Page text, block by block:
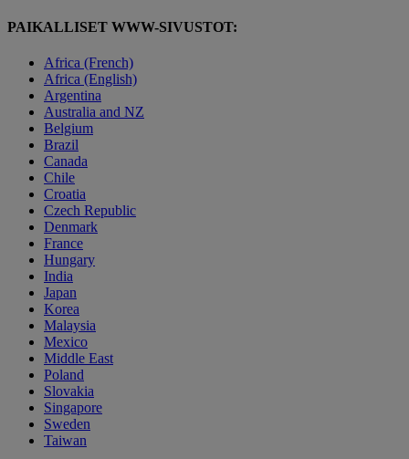
PAIKALLISET WWW-SIVUSTOT:
Africa (French)
Africa (English)
Argentina
Australia and NZ
Belgium
Brazil
Canada
Chile
Croatia
Czech Republic
Denmark
France
Hungary
India
Japan
Korea
Malaysia
Mexico
Middle East
Poland
Slovakia
Singapore
Sweden
Taiwan